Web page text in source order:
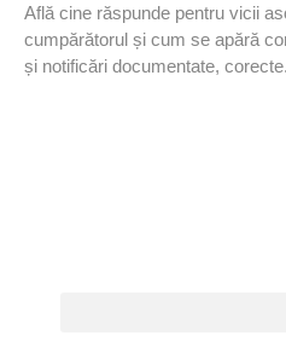
Află cine răspunde pentru vicii
cumpărătorul și cum se apără
și notificări documentate, corecte.